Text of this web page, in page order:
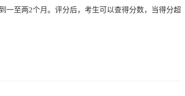
一至两2个月。评分后，考生可以查得分数，当得分超